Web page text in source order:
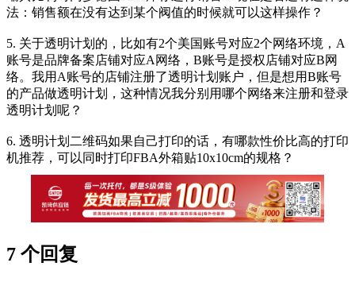
法：销售额在没有达到某个阀值的时候就可以这样操作？
5. 关于透明计划的，比如有2个美国账号对应2个网络环境，A
账号是品牌备案店铺对应A网络，B账号是授权店铺对应B网
络。我用A账号的店铺注册了透明计划账户，但是想用B账号
的产品做透明计划，这种情况我分别用哪个网络来注册和登录
透明计划呢？
6. 透明计划二维码如果自己打印的话，有哪款性价比高的打印
机推荐，可以同时打印FBA外箱贴10x10cm的规格？
7 个回复